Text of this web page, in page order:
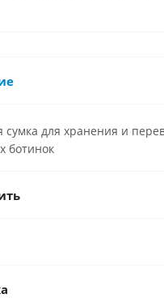
сумка для хранения и
ботинок